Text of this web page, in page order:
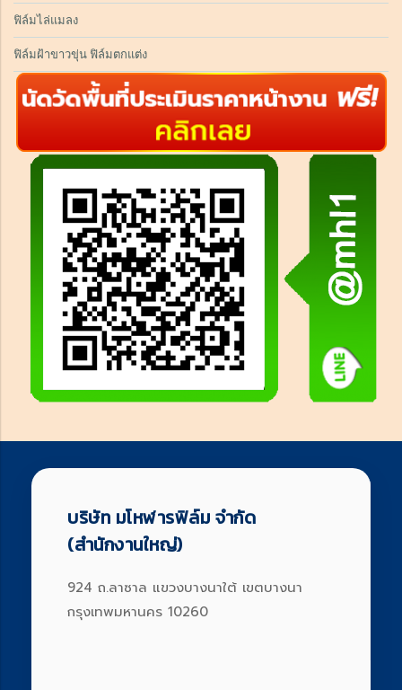
ฟิล์มไล่แมลง
ฟิล์มฝ้าขาวขุ่น ฟิล์มตกแต่ง
บริษัท มโหฬารฟิล์ม จำกัด
(สำนักงานใหญ่)
924 ถ.ลาซาล แขวงบางนาใต้ เขตบางนา
กรุงเทพมหานคร 10260